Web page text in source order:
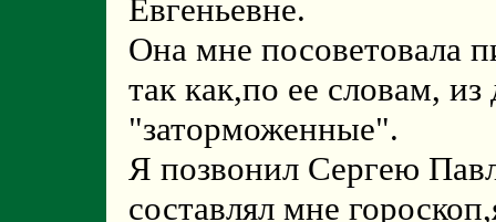
Евгеньевне.
Она мне посоветовала
так как,по ее словам,
"заторможенные".
Я позвонил Сергею
составлял мне